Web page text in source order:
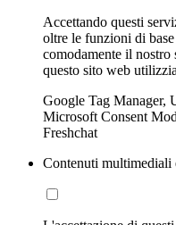
Accettando questi
oltre le funzioni di
comodamente il
questo sito web
Google Tag Manager,
Microsoft Consent
Freshchat
Contenuti multimediali